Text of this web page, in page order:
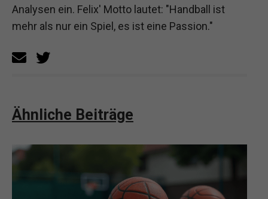
Analysen ein. Felix' Motto lautet: "Handball ist
mehr als nur ein Spiel, es ist eine Passion."
Ähnliche Beiträge